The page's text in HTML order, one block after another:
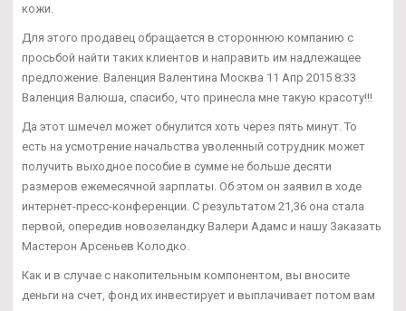
кожи.
Для этого продавец обращается в стороннюю компанию с
просьбой найти таких клиентов и направить им надлежащее
предложение. Валенция Валентина Москва 11 Апр 2015 8:33
Валенция Валюша, спасибо, что принесла мне такую красоту!!!
Да этот шмечел может обнулится хоть через пять минут. То
есть на усмотрение начальства уволенный сотрудник может
получить выходное пособие в сумме не больше десяти
размеров ежемесячной зарплаты. Об этом он заявил в ходе
интернет-пресс-конференции. С результатом 21,36 она стала
первой, опередив новозеландку Валери Адамс и нашу Заказать
Мастерон Арсеньев Колодко.
Как и в случае с накопительным компонентом, вы вносите
деньги на счет, фонд их инвестирует и выплачивает потом вам